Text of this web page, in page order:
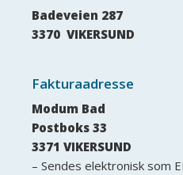
Badeveien 287
3370 VIKERSUND
Fakturaadresse
Modum Bad
Postboks 33
3371 VIKERSUND
– Sendes elektronisk som